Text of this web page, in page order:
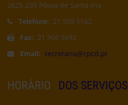
2625-235 Póvoa de Santa Iria
Telefone: 21 959 5162
Fax: 21 956 5692
Email: secretaria@cpcd.pt
HORÁRIO DOS SERVIÇOS